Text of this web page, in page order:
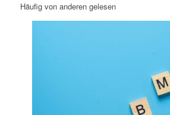
Häufig von anderen gelesen